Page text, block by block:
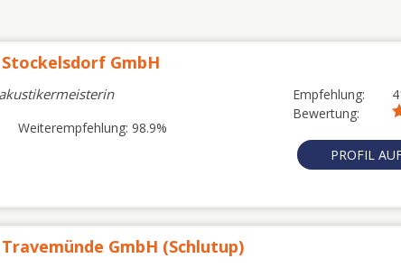
GmbH
Empfehlung:
Bewertung:
PROFIL
Weiterempfehlung: 98.9%
GmbH (Schlutup)